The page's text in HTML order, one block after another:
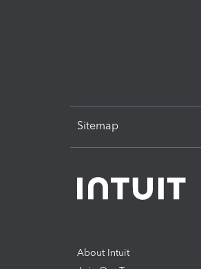
Sitemap
About Intuit